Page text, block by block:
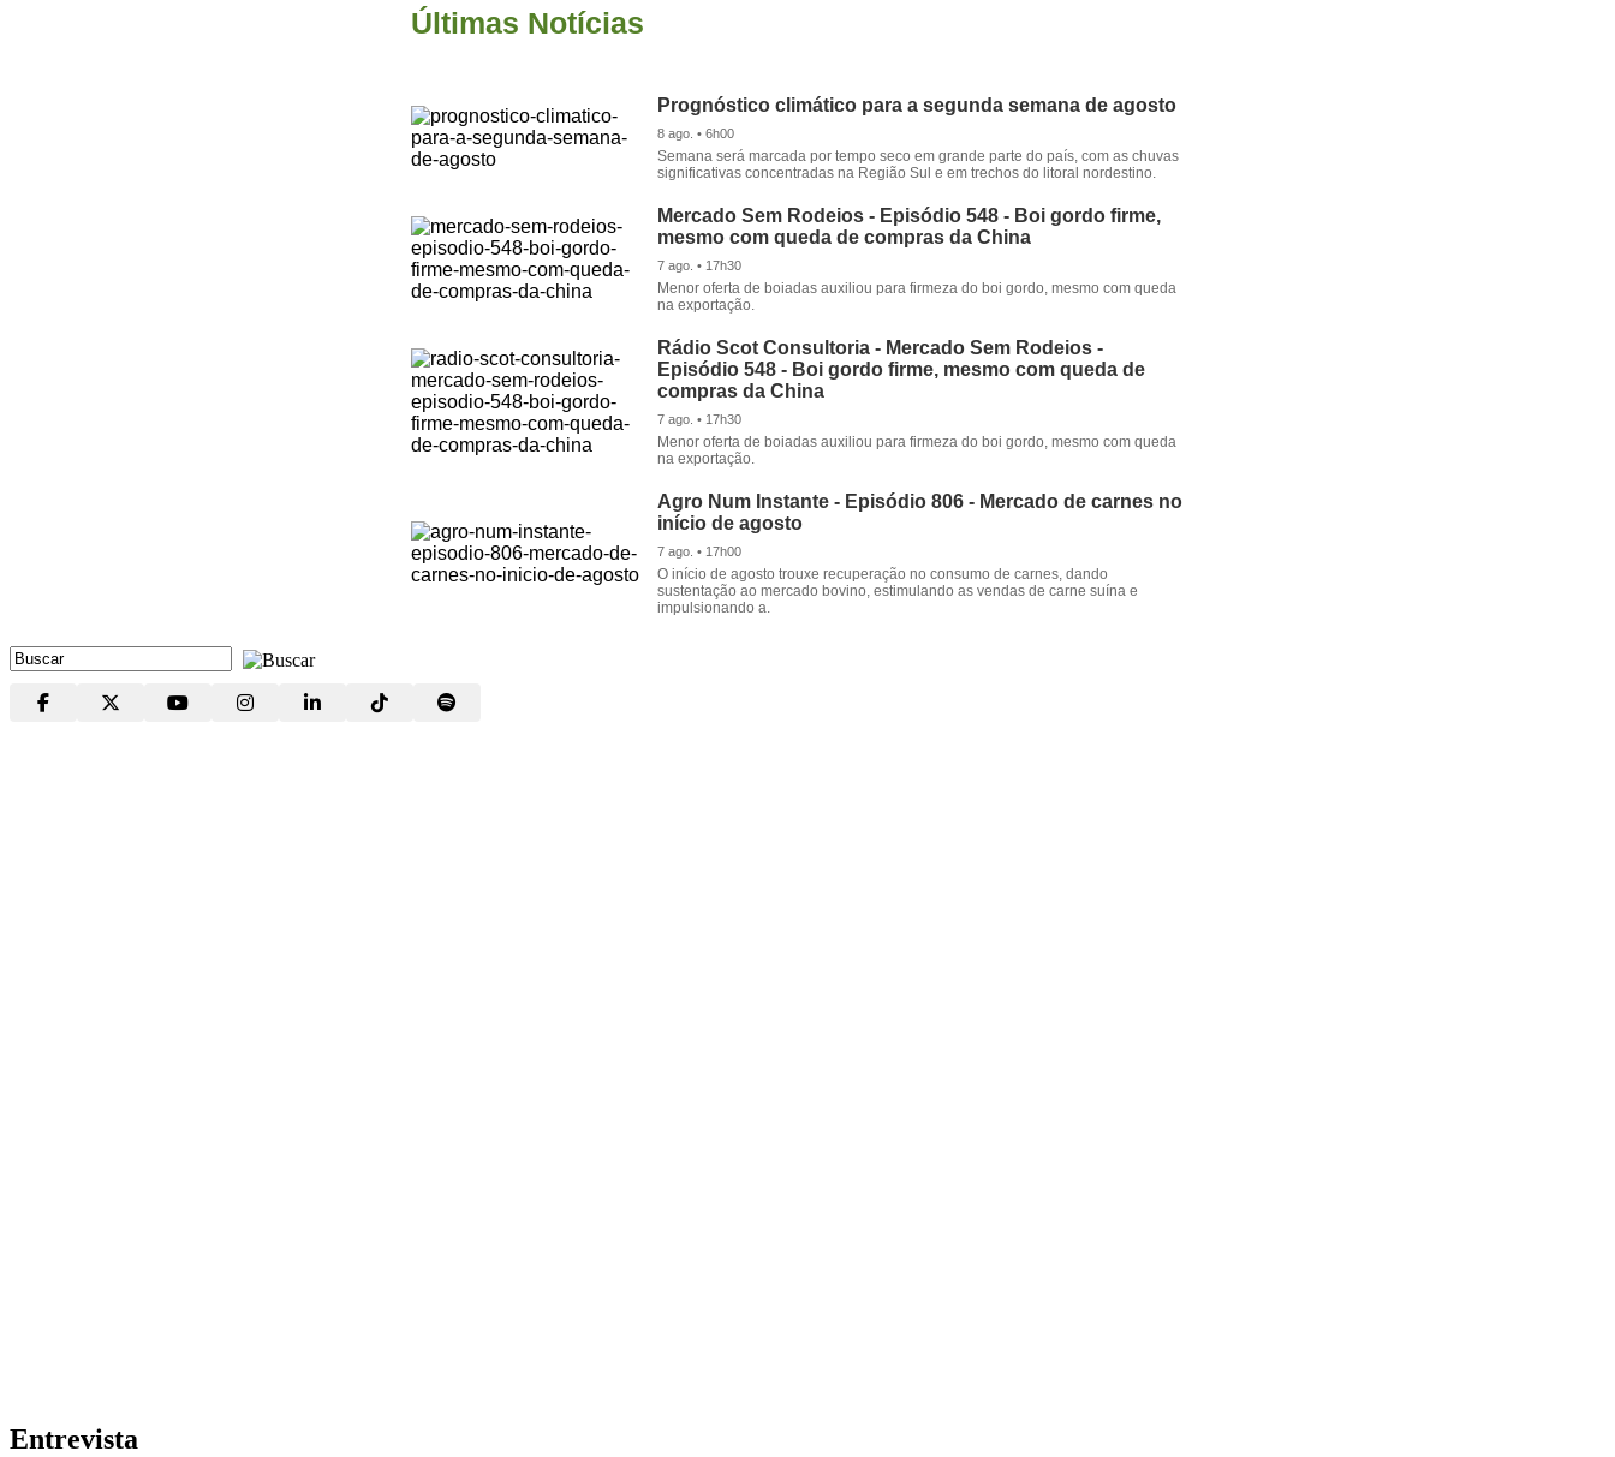
Últimas Notícias
Prognóstico climático para a segunda semana de agosto
8 ago. • 6h00
Semana será marcada por tempo seco em grande parte do país, com as chuvas
significativas concentradas na Região Sul e em trechos do litoral nordestino.
Mercado Sem Rodeios - Episódio 548 - Boi gordo firme,
mesmo com queda de compras da China
7 ago. • 17h30
Menor oferta de boiadas auxiliou para firmeza do boi gordo, mesmo com queda
na exportação.
Rádio Scot Consultoria - Mercado Sem Rodeios -
Episódio 548 - Boi gordo firme, mesmo com queda de
compras da China
7 ago. • 17h30
Menor oferta de boiadas auxiliou para firmeza do boi gordo, mesmo com queda
na exportação.
Agro Num Instante - Episódio 806 - Mercado de carnes no
início de agosto
7 ago. • 17h00
O início de agosto trouxe recuperação no consumo de carnes, dando
sustentação ao mercado bovino, estimulando as vendas de carne suína e
impulsionando a.
Entrevista